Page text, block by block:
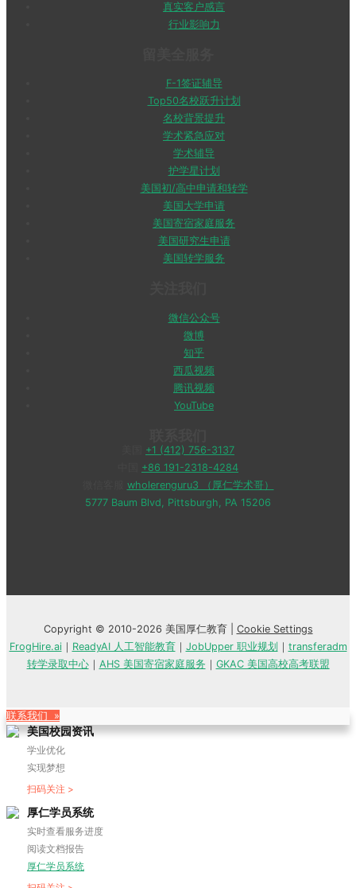
真实客户感言
行业影响力
F-1签证辅导
Top50名校跃升计划
名校背景提升
学术紧急应对
学术辅导
护学星计划
美国初/高中申请和转学
美国大学申请
美国寄宿家庭服务
美国研究生申请
美国转学服务
微信公众号
微博
知乎
西瓜视频
腾讯视频
YouTube
+1 (412) 756-3137
+86 191-2318-4284
wholerenguru3 （厚仁学术哥）
5777 Baum Blvd, Pittsburgh, PA 15206
Copyright © 2010-2026 美国厚仁教育 | Cookie Settings
FrogHire.ai｜ ReadyAI 人工智能教育｜ JobUpper 职业规划 ｜ transferadm
转学录取中心｜ AHS 美国寄宿家庭服务 ｜ GKAC 美国高校高考联盟
联系我们 »
美国校园资讯
学业优化
实现梦想
扫码关注 >
厚仁学员系统
实时查看服务进度
阅读文档报告
厚仁学员系统